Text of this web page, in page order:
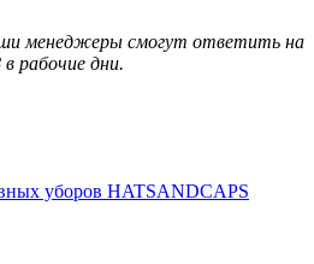
менеджеры смогут ответить на
рабочие дни.